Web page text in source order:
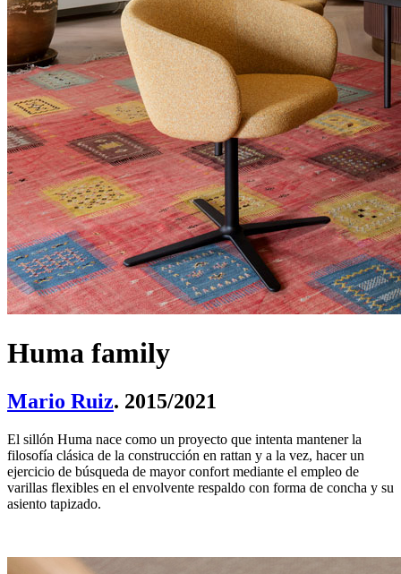
Huma family
Mario Ruiz. 2015/2021
El sillón Huma nace como un proyecto que intenta mantener la
filosofía clásica de la construcción en rattan y a la vez, hacer un
ejercicio de búsqueda de mayor confort mediante el empleo de
varillas flexibles en el envolvente respaldo con forma de concha y su
asiento tapizado.